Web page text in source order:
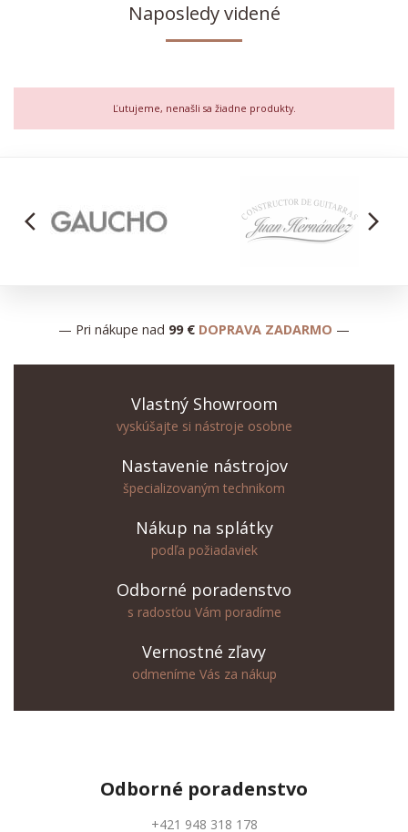
Naposledy videné
Ľutujeme, nenašli sa žiadne produkty.
arrow_back_ios arrow_forward_ios
— Pri nákupe nad 99 € DOPRAVA ZADARMO —
Vlastný Showroom
vyskúšajte si nástroje osobne
Nastavenie nástrojov
špecializovaným technikom
Nákup na splátky
podľa požiadaviek
Odborné poradenstvo
s radosťou Vám poradíme
Vernostné zľavy
odmeníme Vás za nákup
Odborné poradenstvo
+421 948 318 178